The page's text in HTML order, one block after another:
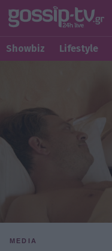
Showbiz Lifestyle
MEDIA